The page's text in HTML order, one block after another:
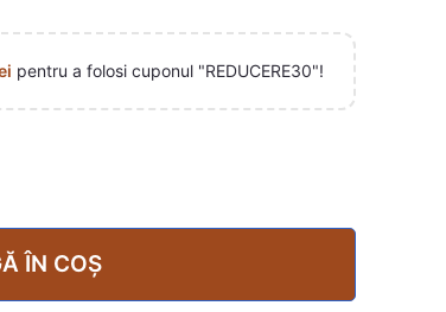
pentru a folosi cuponul "REDUCERE30"!
ÎN COȘ